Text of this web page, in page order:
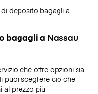
deposito bagagli a
bagagli a Nassau
che offre opzioni sia
puoi scegliere ciò che
al prezzo più